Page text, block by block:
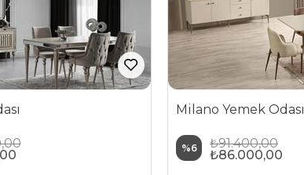
Milano Yemek Odası
%6 ₺86.000,00
₺91.400,00